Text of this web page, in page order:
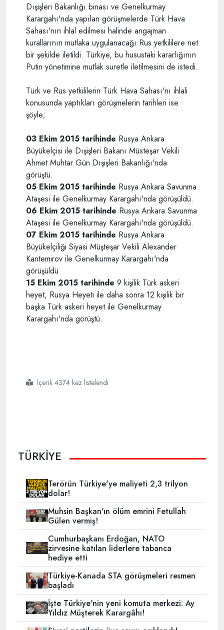
Dışişleri Bakanlığı binası ve Genelkurmay
Karargahı'nda yapılan görüşmelerde Türk Hava
Sahası'nın ihlal edilmesi halinde angajman
kurallarının mutlaka uygulanacağı Rus yetkililere net
bir şekilde iletildi. Türkiye, bu husustaki kararlığının
Putin yönetimine mutlak suretle iletilmesini de istedi.
Türk ve Rus yetkililerin Türk Hava Sahası'nı ihlali
konusunda yaptıkları görüşmelerin tarihleri ise
şöyle;
03 Ekim 2015 tarihinde Rusya Ankara
Büyükelçisi ile Dışişleri Bakanı Müsteşar Vekili
Ahmet Muhtar Gün Dışişleri Bakanlığı'nda
görüştü.
05 Ekim 2015 tarihinde Rusya Ankara Savunma
Ataşesi ile Genelkurmay Karargahı'nda görüşüldü.
06 Ekim 2015 tarihinde Rusya Ankara Savunma
Ataşesi ile Genelkurmay Karargahı'nda görüşüldü.
07 Ekim 2015 tarihinde Rusya Ankara
Büyükelçiliği Siyasi Müşteşar Vekili Alexander
Kantemirov ile Genelkurmay Karargahı'nda
görüşüldü
15 Ekim 2015 tarihinde 9 kişilik Türk askeri
heyet, Rusya Heyeti ile daha sonra 12 kişilik bir
başka Türk askeri heyet ile Genelkurmay
Karargahı'nda görüştü.
#putin
#sınır ihlali
İçerik 4374 kez listelendi
TÜRKİYE
Terörün Türkiye'ye maliyeti 2,3 trilyon
dolar!
Muhsin Başkan'ın ölüm emrini Fetullah
Gülen vermiş!
Cumhurbaşkanı Erdoğan, NATO
zirvesine katılan liderlere tabanca
hediye etti
Türkiye-Kanada STA görüşmeleri resmen
başladı
İşte Türkiye'nin yeni komuta merkezi: Ay
Yıldız Müşterek Karargâhı!